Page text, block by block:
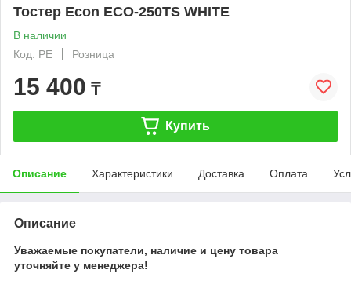
Тостер Econ ECO-250TS WHITE
В наличии
Код: PE
Розница
15 400 ₸
Купить
Описание Характеристики Доставка Оплата
Описание
Уважаемые покупатели, наличие и цену товара
уточняйте у менеджера!